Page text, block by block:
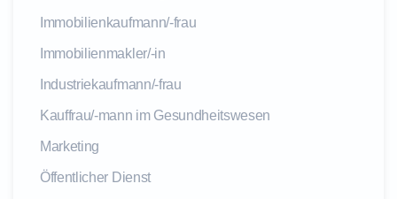
Immobilienkaufmann/-frau
Immobilienmakler/-in
Industriekaufmann/-frau
Kauffrau/-mann im Gesundheitswesen
Marketing
Öffentlicher Dienst